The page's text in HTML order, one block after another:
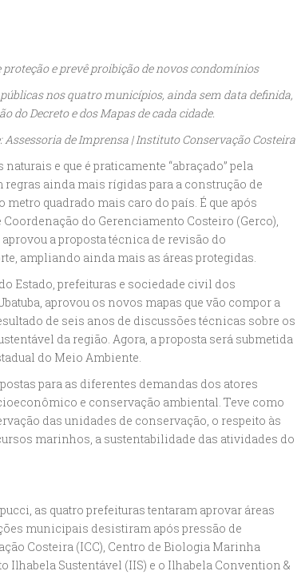
e prevê proibição de novos condomínios
nos quatro municípios, ainda sem data definida,
do Decreto e dos Mapas de cada cidade.
Assessoria de Imprensa | Instituto Conservação Costeira
e que é praticamente “abraçado” pela
ainda mais rígidas para a construção de
quadrado mais caro do país. É que após
do Gerenciamento Costeiro (Gerco),
a proposta técnica de revisão do
ampliando ainda mais as áreas protegidas.
Estado, prefeituras e sociedade civil dos
aprovou os novos mapas que vão compor a
de seis anos de discussões técnicas sobre os
da região. Agora, a proposta será submetida
do Meio Ambiente.
para as diferentes demandas dos atores
e conservação ambiental. Teve como
das unidades de conservação, o respeito às
marinhos, a sustentabilidade das atividades do
as quatro prefeituras tentaram aprovar áreas
municipais desistiram após pressão de
Costeira (ICC), Centro de Biologia Marinha
Ilhabela Sustentável (IIS) e o Ilhabela Convention &